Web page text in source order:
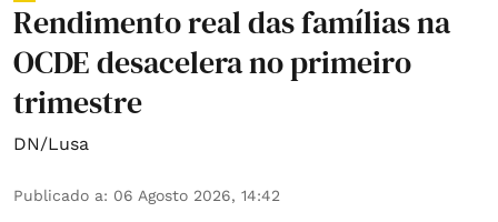
Rendimento real das famílias na
OCDE desacelera no primeiro
trimestre
DN/Lusa
Publicado a: 06 Agosto 2026, 14:42